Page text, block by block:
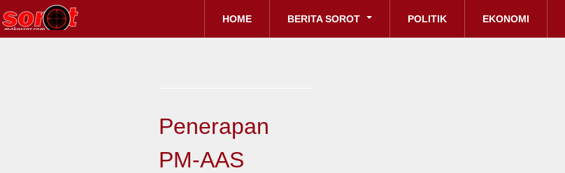
HOME BERITA SOROT POLITIK EKONOMI
Penerapan
PM-AAS